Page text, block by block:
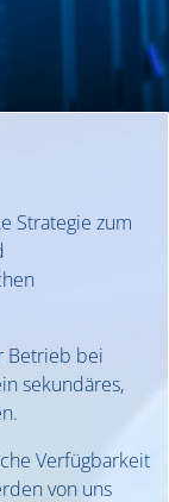
Strategie zum
Betrieb bei
sekundäres,
Verfügbarkeit
von uns